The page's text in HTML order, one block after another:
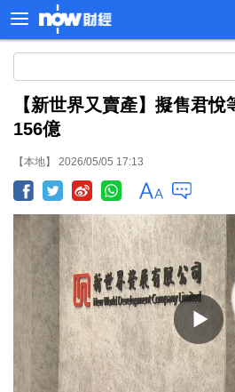
【新世界又賣產】擬售君
156億
【本地】 2026/05/05 17:13